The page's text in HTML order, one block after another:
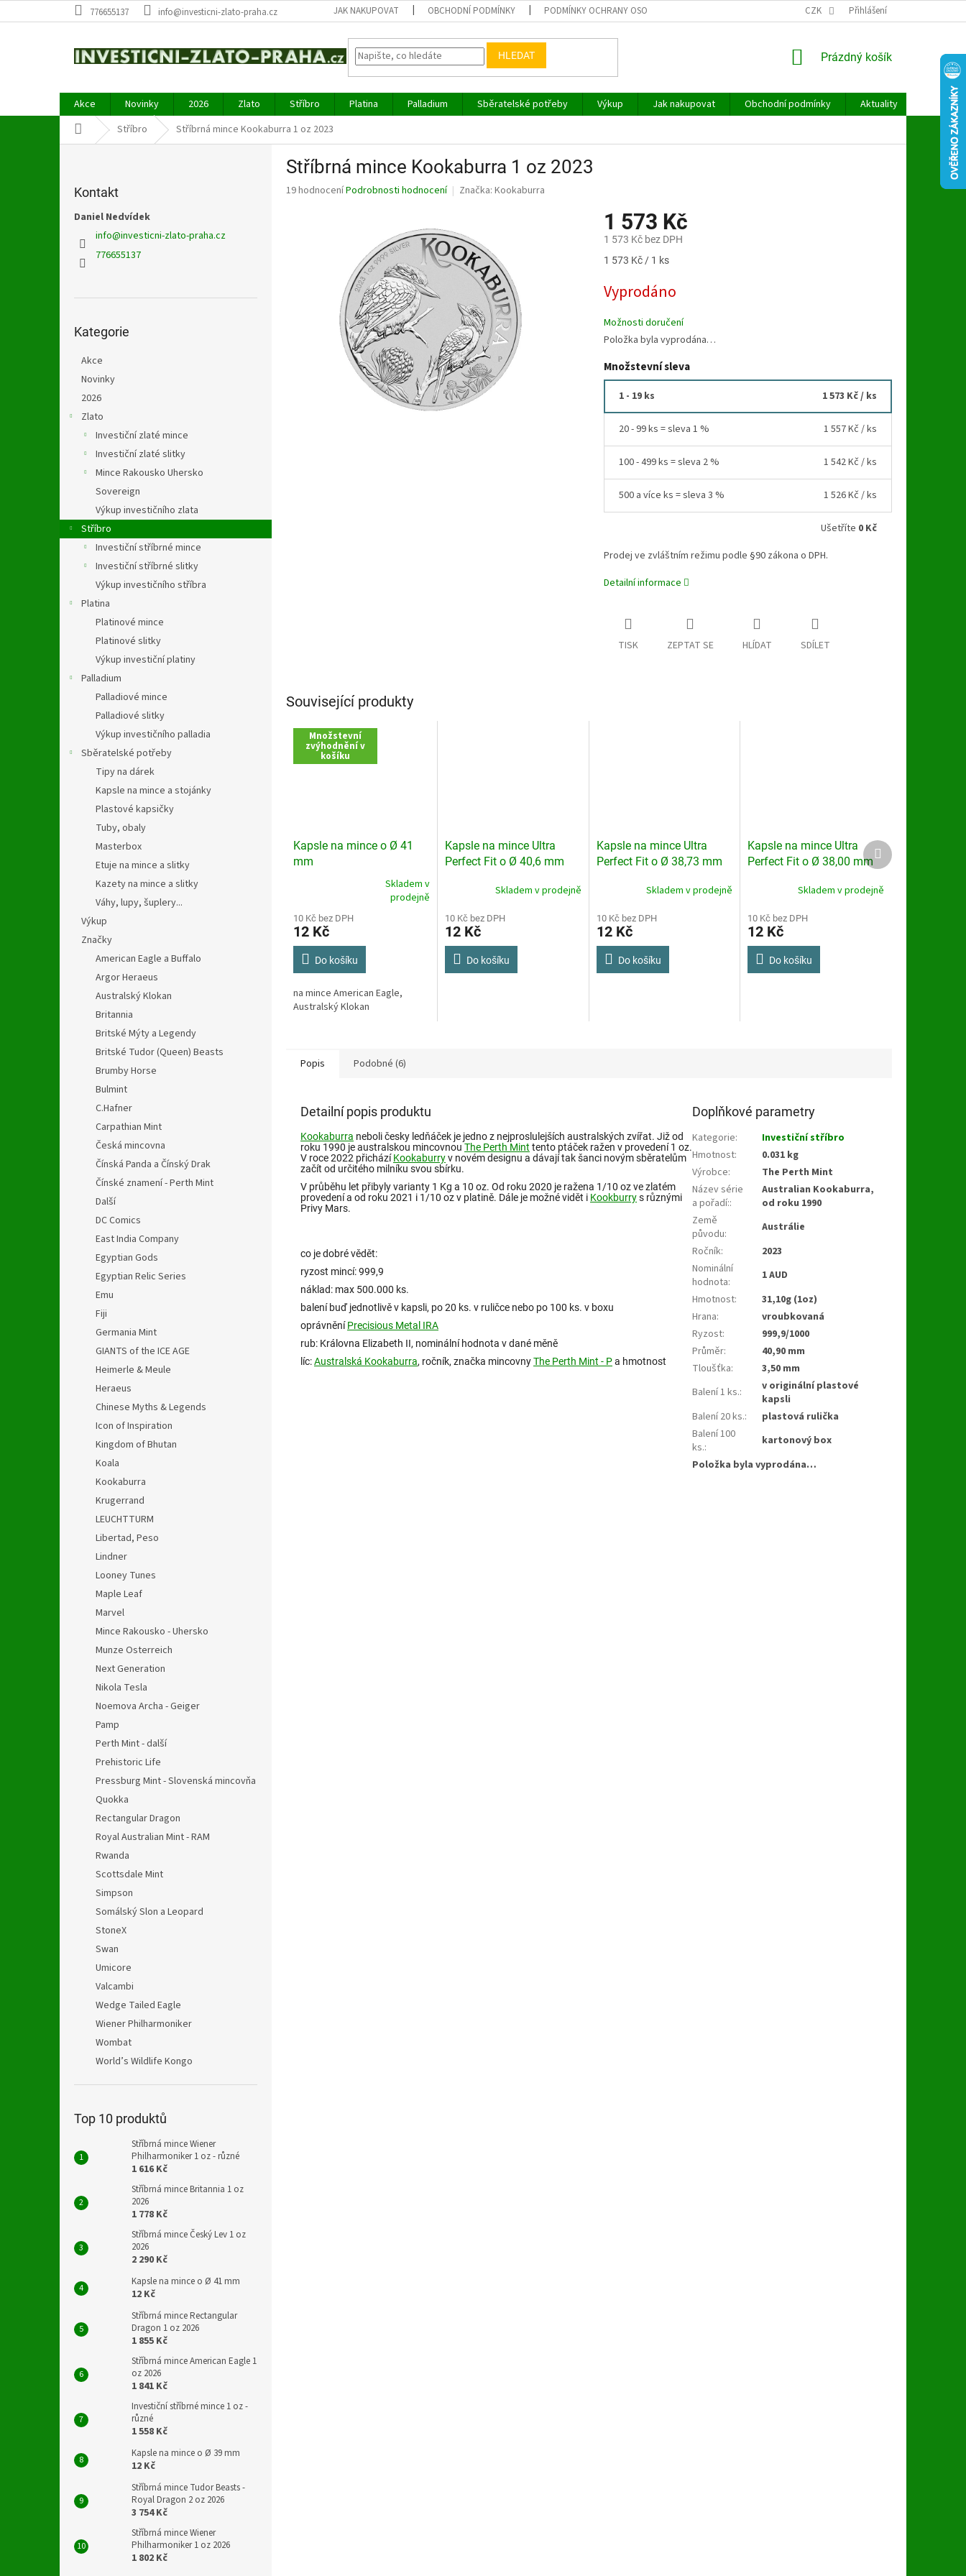
na
776655137 info@investicni-zlato-praha.cz JAK NAKUPOVAT OBCHODNÍ PODMÍNKY PODMÍNKY OCHRANY OSOBNÍCH ÚDAJŮ CZK Přihlášení
HLEDAT
NÁKUPNÍ
Prázdný košík
Akce Novinky 2026 Zlato Stříbro Platina Palladium Sběratelské potřeby Výkup Jak nakupovat Obchodní podmínky Aktuality
Kontakt
Domů Stříbro Stříbrná mince Kookaburra 1 oz 2023
Kontakt
Daniel Nedvídek
info@investicni-zlato-praha.cz
776655137
kategorie
Kategorie
Akce
Novinky
2026
Zlato
Investiční zlaté mince
Investiční zlaté slitky
Mince Rakousko Uhersko
Sovereign
Výkup investičního zlata
Stříbro
Investiční stříbrné mince
Investiční stříbrné slitky
Výkup investičního stříbra
Platina
Platinové mince
Platinové slitky
Výkup investiční platiny
Palladium
Palladiové mince
Palladiové slitky
Výkup investičního palladia
Sběratelské potřeby
Tipy na dárek
Kapsle na mince a stojánky
Plastové kapsičky
Tuby, obaly
Masterbox
Etuje na mince a slitky
Kazety na mince a slitky
Váhy, lupy, šuplery...
Výkup
Značky
American Eagle a Buffalo
Argor Heraeus
Australský Klokan
Britannia
Britské Mýty a Legendy
Britské Tudor (Queen) Beasts
Brumby Horse
Bulmint
C.Hafner
Carpathian Mint
Česká mincovna
Čínská Panda a Čínský Drak
Čínské znamení - Perth Mint
Další
DC Comics
East India Company
Egyptian Gods
Egyptian Relic Series
Emu
Fiji
Germania Mint
GIANTS of the ICE AGE
Heimerle & Meule
Heraeus
Chinese Myths & Legends
Icon of Inspiration
Kingdom of Bhutan
Koala
Kookaburra
Krugerrand
LEUCHTTURM
Libertad, Peso
Lindner
Looney Tunes
Maple Leaf
Marvel
Mince Rakousko - Uhersko
Munze Osterreich
Next Generation
Nikola Tesla
Noemova Archa - Geiger
Pamp
Perth Mint - další
Prehistoric Life
Pressburg Mint - Slovenská mincovňa
Quokka
Rectangular Dragon
Royal Australian Mint - RAM
Rwanda
Scottsdale Mint
Simpson
Somálský Slon a Leopard
StoneX
Swan
Umicore
Valcambi
Wedge Tailed Eagle
Wiener Philharmoniker
Wombat
World’s Wildlife Kongo
Top 10 produktů
Stříbrná mince Wiener
Philharmoniker 1 oz - různé
1 616 Kč
Stříbrná mince Britannia 1 oz
2026
1 778 Kč
Stříbrná mince Český Lev 1 oz
2026
2 290 Kč
Kapsle na mince o Ø 41 mm
12 Kč
Stříbrná mince Rectangular
Dragon 1 oz 2026
1 855 Kč
Stříbrná mince American Eagle 1
oz 2026
1 841 Kč
Investiční stříbrné mince 1 oz -
různé
1 558 Kč
Kapsle na mince o Ø 39 mm
12 Kč
Stříbrná mince Tudor Beasts -
Royal Dragon 2 oz 2026
3 754 Kč
Stříbrná mince Wiener
Philharmoniker 1 oz 2026
1 802 Kč
Stříbrná mince Kookaburra 1 oz 2023
Průměrné
19 hodnoceníPodrobnosti hodnocení Značka: Kookaburra
1 573 Kč
1 573 Kč bez DPH
Měrná
1 573 Kč / 1 ks
Vyprodáno
Možnosti doručení
Položka byla vyprodána…
Množstevní sleva
1 - 19 ks 1 573 Kč/ ks
20 - 99 ks = sleva 1 % 1 557 Kč / ks
100 - 499 ks = sleva 2 % 1 542 Kč / ks
500 a více ks = sleva 3 % 1 526 Kč / ks
Ušetříte 0 Kč
Prodej ve zvláštním režimu podle §90 zákona o DPH.
Detailní informace
TISK ZEPTAT SE HLÍDAT SDÍLET
Související produkty
Množstevní
zvýhodnění v
košíku
Kapsle na mince o Ø 41
mm
produktu
je
4,3
5
hvězdiček.
Skladem v
prodejně
10 Kč bez DPH
12 Kč
Do košíku
na mince American Eagle,
Australský Klokan
Kapsle na mince Ultra
Perfect Fit o Ø 40,6 mm
Skladem v prodejně
10 Kč bez DPH
12 Kč
Do košíku
Kapsle na mince Ultra
Perfect Fit o Ø 38,73 mm
Skladem v prodejně
10 Kč bez DPH
12 Kč
Do košíku
Kapsle na mince Ultra
Perfect Fit o Ø 38,00 mm
Skladem v prodejně
10 Kč bez DPH
12 Kč
Do košíku
Další
produkt
Popis Podobné (6)
Detailní popis produktu
Kookaburra neboli česky ledňáček je jedno z nejproslulejších australských zvířat. Již od
roku 1990 je australskou mincovnou The Perth Mint tento ptáček ražen v provedení 1 oz.
V roce 2022 přicházíKookaburryv novém designu a dávají tak šanci novým sběratelům
začít od určitého milníku svou sbírku.
V průběhu let přibyly varianty 1 Kg a 10 oz. Od roku 2020 je ražena 1/10 oz ve zlatém
provedení a od roku 2021 i 1/10 oz v platině. Dále je možné vidět i Kookburrys různými
Privy Mars.
co je dobré vědět:
ryzost mincí: 999,9
náklad: max 500.000 ks.
balení buď jednotlivě v kapsli, po 20 ks. v ruličce nebo po 100 ks. v boxu
oprávněníPrecisious Metal IRA
rub: Královna Elizabeth II, nominální hodnota v dané měně
líc:Australská Kookaburra, ročník, značka mincovnyThe Perth Mint - Pa hmotnost
Doplňkové parametry
Kategorie:
Investiční stříbro
Hmotnost:
0.031 kg
Výrobce:
The Perth Mint
Název série
a pořadí::
Australian Kookaburra,
od roku 1990
Země
původu:
Austrálie
Ročník:
2023
Nominální
hodnota:
1 AUD
Hmotnost:
31,10g (1oz)
Hrana:
vroubkovaná
Ryzost:
999,9/1000
Průměr:
40,90 mm
Tloušťka:
3,50 mm
Balení 1 ks.:
v originální plastové
kapsli
Balení 20 ks.:
plastová rulička
Balení 100
ks.:
kartonový box
Položka byla vyprodána…